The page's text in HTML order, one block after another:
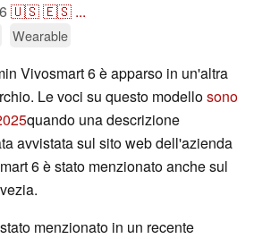
🇺🇸🇪🇸 ...
Wearable
Vivosmart 6 è apparso in un'altra
Le voci su questo modellosono
quando una descrizione
avvistata sul sito web dell'azienda
6 è stato menzionato anche sul
menzionato in un recente